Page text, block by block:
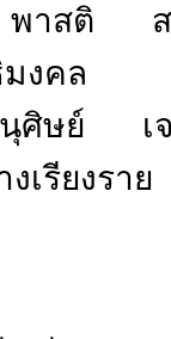
พาสติ ส
ธิมงคล
ศิษย์ เ
งเรียง